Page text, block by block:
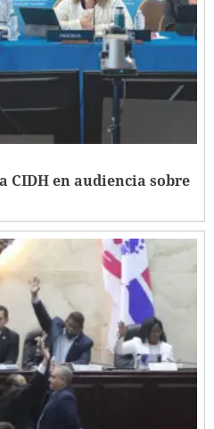
CIDH en audiencia sobre